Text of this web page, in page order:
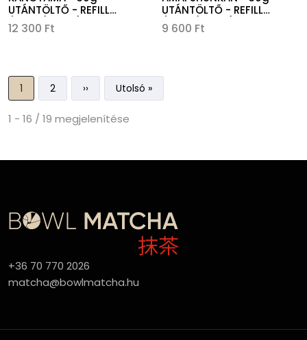
UTÁNTÖLTŐ - REFILL
(477,-/adag)
12 300 Ft
UTÁNTÖLTŐ - REFILL
(320,-/adag)
9 600 Ft
Oldalszámozás
Jelenlegi oldal
1 Oldal
2 Következő oldal
›› Utolsó oldal
Utolsó »
1 - 16 / 19 megjelenítése
+36 70 770 2026
matcha@bowlmatcha.hu